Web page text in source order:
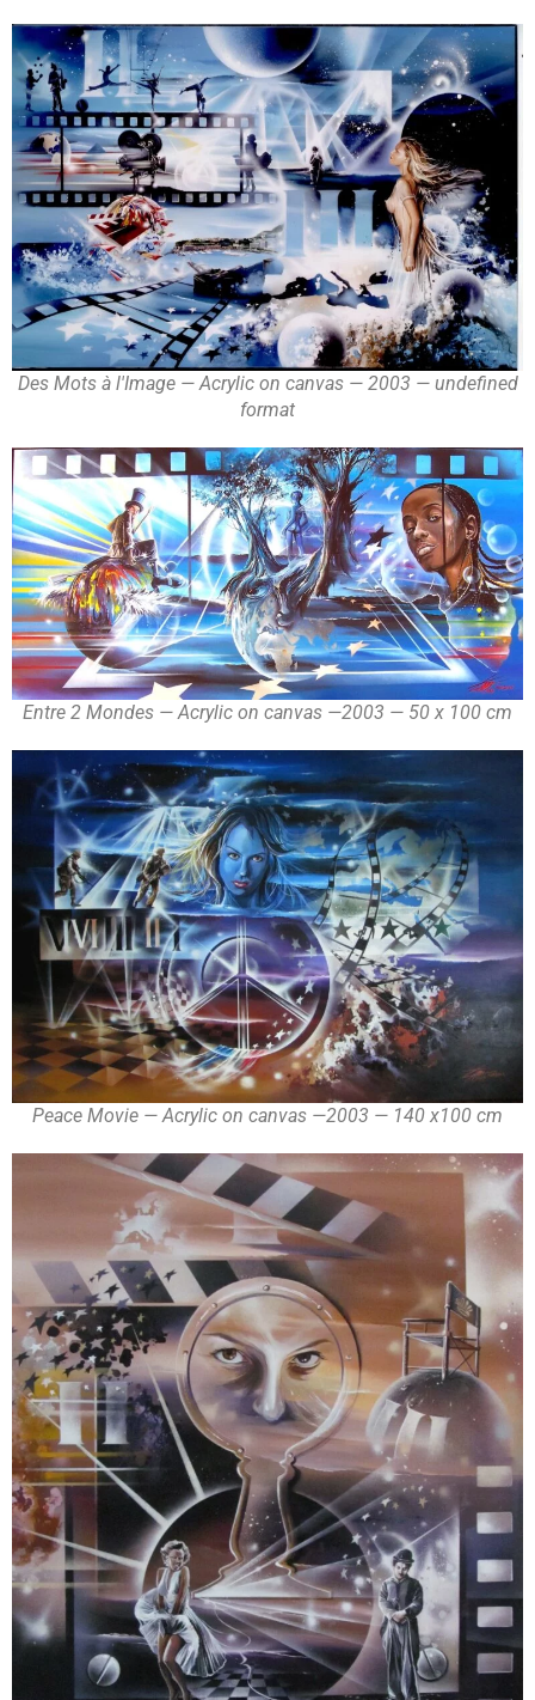
Des Mots à l'Image — Acrylic on canvas — 2003 — undefined
format
Entre 2 Mondes — Acrylic on canvas —2003 — 50 x 100 cm
Peace Movie — Acrylic on canvas —2003 — 140 x100 cm